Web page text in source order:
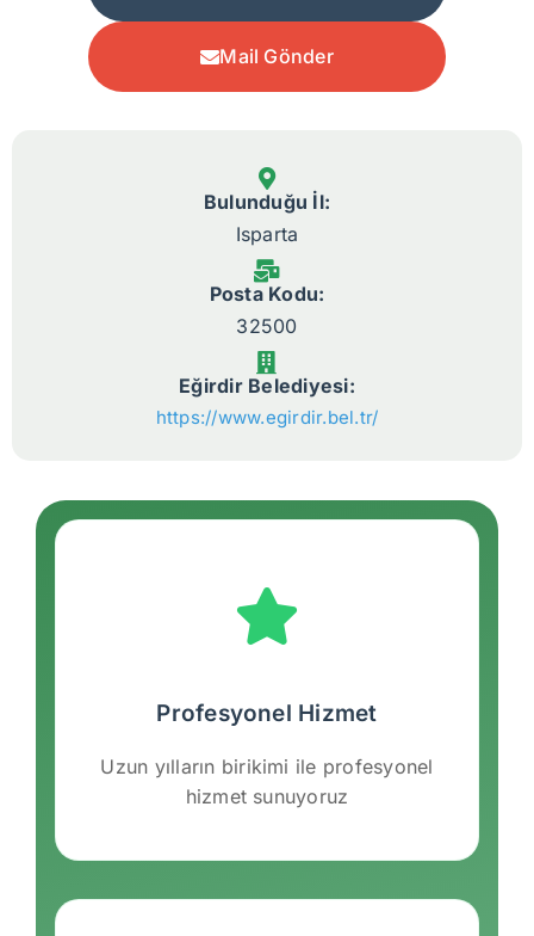
Mail Gönder
Bulunduğu İl:
Isparta
Posta Kodu:
32500
Eğirdir Belediyesi:
https://www.egirdir.bel.tr/
Profesyonel Hizmet
Uzun yılların birikimi ile profesyonel
hizmet sunuyoruz